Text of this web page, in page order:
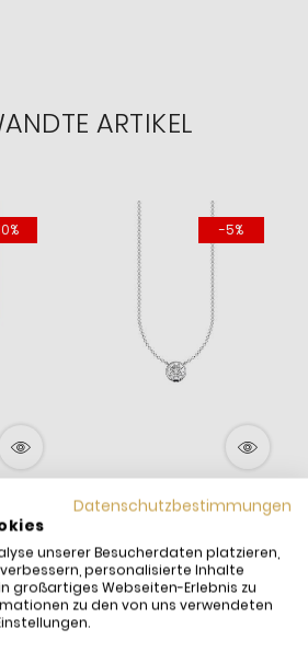
ARTIKEL
-5%
Thomas Sabo Halskette
Weißer Stein Silber
KE1881-051-14
93,00 €
98,00 €
inkl. MwSt. undVersand
Versandfertig: Sofort
lieferbar
Datenschutzbestimmungen
unserer Besucherdaten platzieren,
personalisierte Inhalte
großartiges Webseiten-Erlebnis zu
zu den von uns verwendeten